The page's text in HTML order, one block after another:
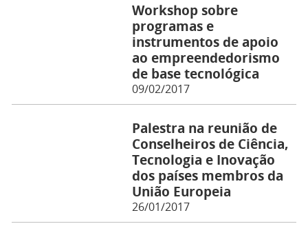
Workshop sobre
programas e
instrumentos de apoio
ao empreendedorismo
de base tecnológica
09/02/2017
Palestra na reunião de
Conselheiros de Ciência,
Tecnologia e Inovação
dos países membros da
União Europeia
26/01/2017